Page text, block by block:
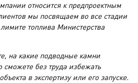
относится к предпроектным
мы посвящаем во все стадии
топлива Министерства
на какие подводные камни
сможете без труда избежать
в экспертизу или его запуске.